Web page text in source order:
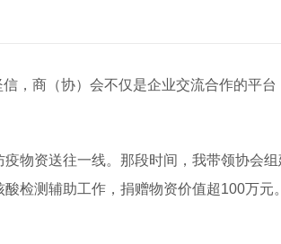
商（协）会不仅是企业交流合作的平台
物资送往一线。那段时间，我带领协会组
检测辅助工作，捐赠物资价值超100万元